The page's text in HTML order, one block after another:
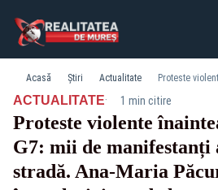
Acasă Știri Actualitate
ACTUALITATE· 1 min citire
Proteste violente
G7: mii de manifestanți
stradă. Ana-Maria